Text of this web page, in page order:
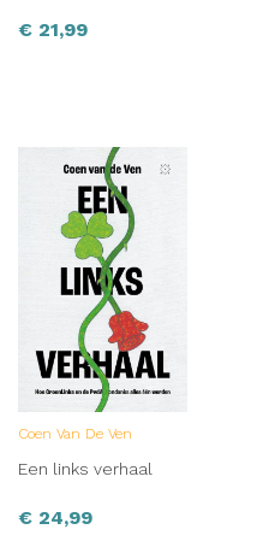
€ 21,99
Coen Van De Ven
Een links verhaal
€ 24,99